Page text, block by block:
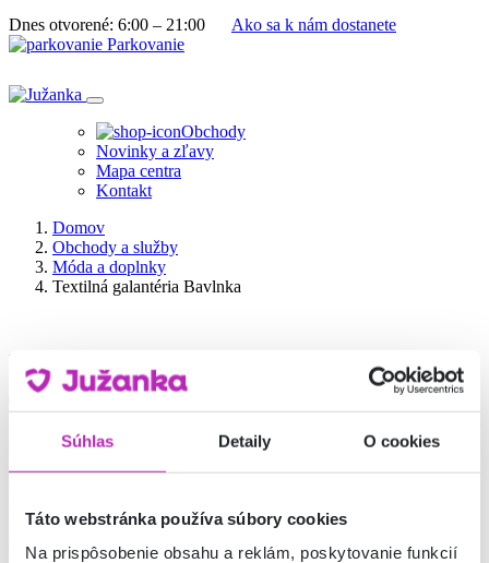
Súhlas Detaily O cookies
Táto webstránka používa súbory cookies
Na prispôsobenie obsahu a reklám, poskytovanie funkcií
Dnes otvorené: 6:00 – 21:00
Ako sa k nám dostanete
Parkovanie
Obchody
Novinky a zľavy
Mapa centra
Kontakt
Domov
Obchody a služby
Móda a doplnky
Textilná galantéria Bavlnka
Móda a doplnky
Textilná galantéria Bavlnka
V našej predajni ponúkame vlny a priadze, látky dekoračné,
bavlnené, úplety, teplákoviny, záclony, širokú ponuku textilnej
osušky, vankúše a veľa ďalšieho zaujímavého tovaru do Vašich
príbytkov. Kontaktovať nás môžete na telefónnom čísle +421918
995 049 alebo na čísle uvedenom nižšie.